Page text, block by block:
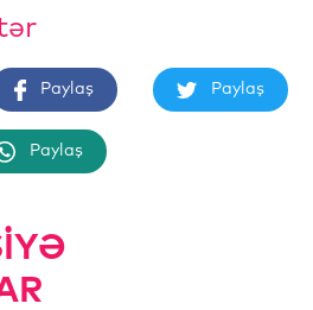
Paylaş Paylaş
Paylaş